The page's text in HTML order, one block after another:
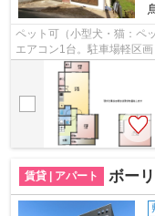
ペット可（小型犬・猫：ペ
エアコン1台。駐車場軽区
化粧台。押入。室内洗濯機
賃貸 | アパート ボー